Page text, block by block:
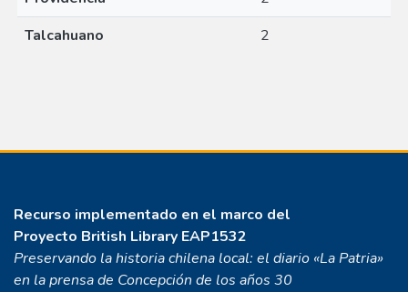
Talcahuano
2
Recurso implementado en el marco del
Proyecto British Library EAP1532
Preservando la historia chilena local: el diario «La Patria»
en la prensa de Concepción de los años 30